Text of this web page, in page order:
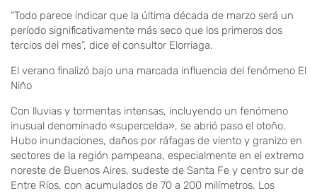
“Todo parece indicar que la última década de marzo será un
período significativamente más seco que los primeros dos
tercios del mes”, dice el consultor Elorriaga.
El verano finalizó bajo una marcada influencia del fenómeno El
Niño
Con lluvias y tormentas intensas, incluyendo un fenómeno
inusual denominado «supercelda», se abrió paso el otoño.
Hubo inundaciones, daños por ráfagas de viento y granizo en
sectores de la región pampeana, especialmente en el extremo
noreste de Buenos Aires, sudeste de Santa Fe y centro sur de
Entre Ríos, con acumulados de 70 a 200 milímetros. Los